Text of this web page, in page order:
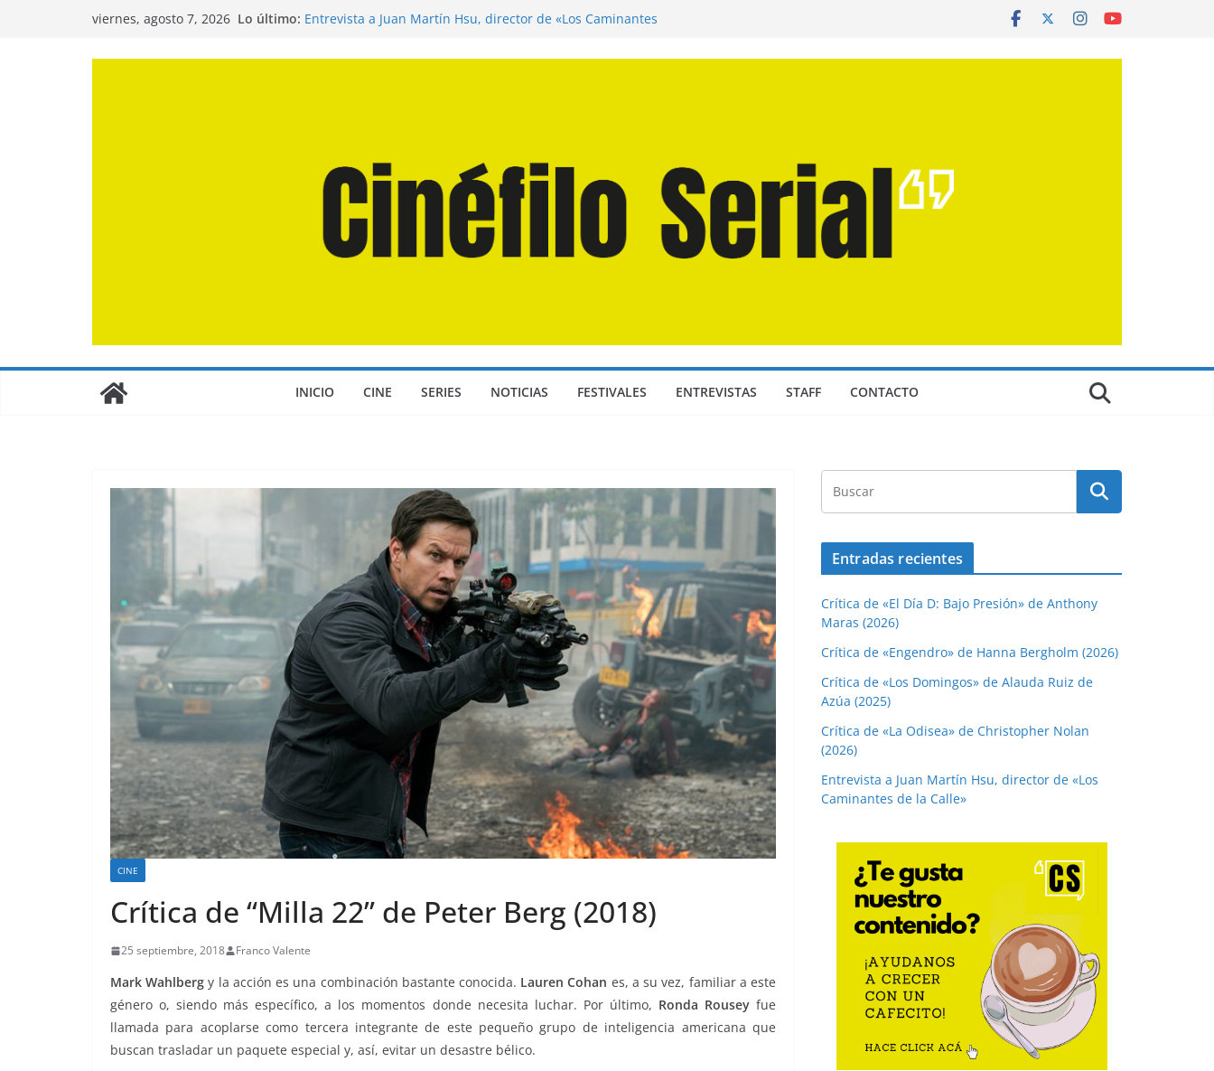
viernes, agosto 7, 2026 Lo último: Entrevista a Juan Martín Hsu, director de «Los Caminantes
INICIO CINE SERIES NOTICIAS FESTIVALES ENTREVISTAS STAFF CONTACTO
CINE
Crítica de “Milla 22” de Peter Berg (2018)
25 septiembre, 2018 Franco Valente
Mark Wahlberg y la acción es una combinación bastante conocida. Lauren Cohan es, a su vez, familiar a este
género o, siendo más específico, a los momentos donde necesita luchar. Por último, Ronda Rouseyfue
llamada para acoplarse como tercera integrante de este pequeño grupo de inteligencia americana que
buscan trasladar un paquete especial y, así, evitar un desastre bélico.
Entradas recientes
Crítica de «El Día D: Bajo Presión» de Anthony
Maras (2026)
Crítica de «Engendro» de Hanna Bergholm (2026)
Crítica de «Los Domingos» de Alauda Ruiz de
Azúa (2025)
Crítica de «La Odisea» de Christopher Nolan
(2026)
Entrevista a Juan Martín Hsu, director de «Los
Caminantes de la Calle»